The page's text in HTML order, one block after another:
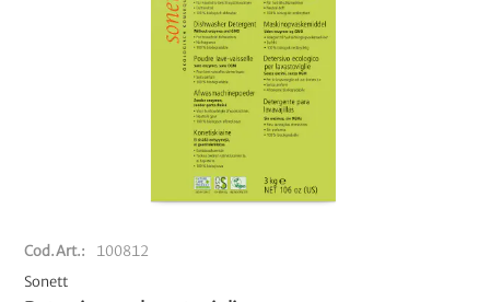
Cod.Art.
100812
Sonett